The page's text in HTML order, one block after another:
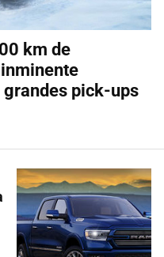
km de
pick-ups